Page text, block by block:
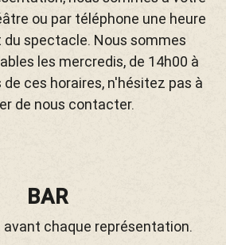
ou par téléphone une heure
spectacle. Nous sommes
les mercredis, de 14h00 à
de ces horaires, n'hésitez pas à
de nous contacter.
BAR
avant chaque représentation.